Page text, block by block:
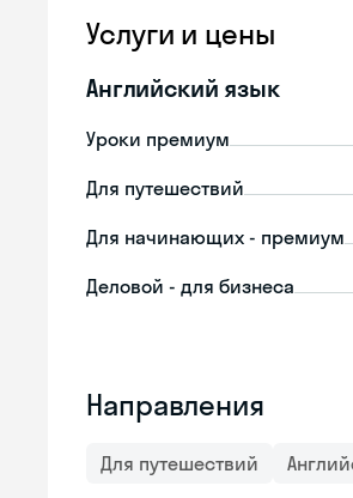
Услуги и цены
Английский язык
Уроки премиум
Для путешествий
Для начинающих - премиум
Деловой - для бизнеса
Направления
Для путешествий